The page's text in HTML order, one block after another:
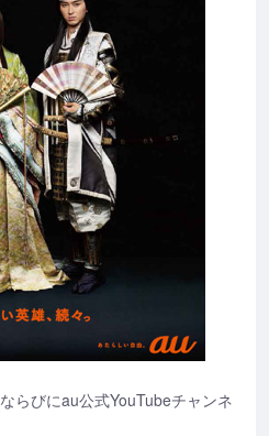
らびにau公式YouTubeチャンネ